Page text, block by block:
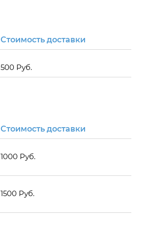
Стоимость доставки
500 Руб.
Стоимость доставки
1000 Руб.
1500 Руб.